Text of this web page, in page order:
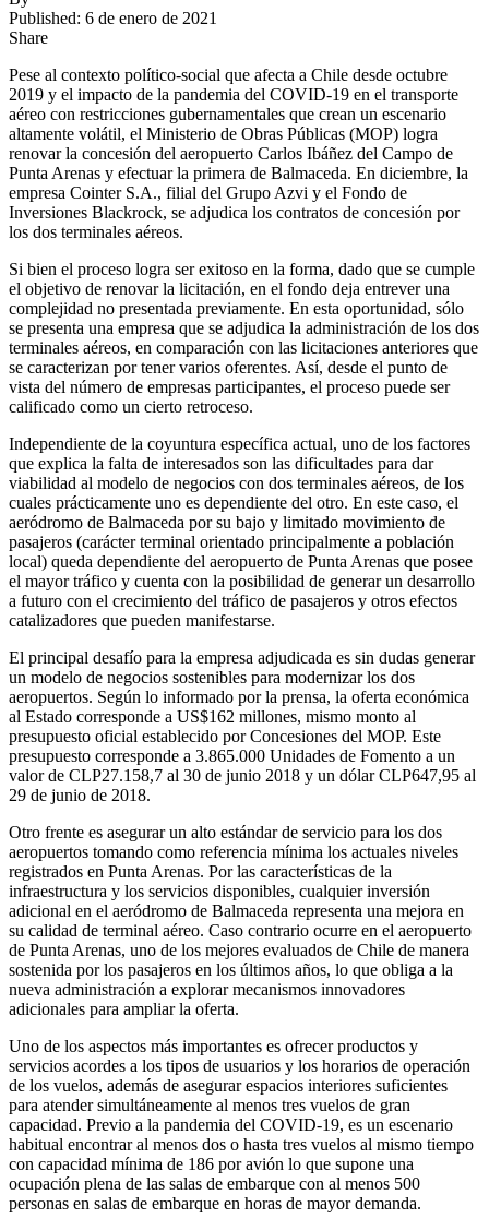
Published: 6 de enero de 2021
Share
Pese al contexto político-social que afecta a Chile desde octubre
2019 y el impacto de la pandemia del COVID-19 en el transporte
aéreo con restricciones gubernamentales que crean un escenario
altamente volátil, el Ministerio de Obras Públicas (MOP) logra
renovar la concesión del aeropuerto Carlos Ibáñez del Campo de
Punta Arenas y efectuar la primera de Balmaceda. En diciembre, la
empresa Cointer S.A., filial del Grupo Azvi y el Fondo de
Inversiones Blackrock, se adjudica los contratos de concesión por
los dos terminales aéreos.
Si bien el proceso logra ser exitoso en la forma, dado que se cumple
el objetivo de renovar la licitación, en el fondo deja entrever una
complejidad no presentada previamente. En esta oportunidad, sólo
se presenta una empresa que se adjudica la administración de los dos
terminales aéreos, en comparación con las licitaciones anteriores que
se caracterizan por tener varios oferentes. Así, desde el punto de
vista del número de empresas participantes, el proceso puede ser
calificado como un cierto retroceso.
Independiente de la coyuntura específica actual, uno de los factores
que explica la falta de interesados son las dificultades para dar
viabilidad al modelo de negocios con dos terminales aéreos, de los
cuales prácticamente uno es dependiente del otro. En este caso, el
aeródromo de Balmaceda por su bajo y limitado movimiento de
pasajeros (carácter terminal orientado principalmente a población
local) queda dependiente del aeropuerto de Punta Arenas que posee
el mayor tráfico y cuenta con la posibilidad de generar un desarrollo
a futuro con el crecimiento del tráfico de pasajeros y otros efectos
catalizadores que pueden manifestarse.
El principal desafío para la empresa adjudicada es sin dudas generar
un modelo de negocios sostenibles para modernizar los dos
aeropuertos. Según lo informado por la prensa, la oferta económica
al Estado corresponde a US$162 millones, mismo monto al
presupuesto oficial establecido por Concesiones del MOP. Este
presupuesto corresponde a 3.865.000 Unidades de Fomento a un
valor de CLP27.158,7 al 30 de junio 2018 y un dólar CLP647,95 al
29 de junio de 2018.
Otro frente es asegurar un alto estándar de servicio para los dos
aeropuertos tomando como referencia mínima los actuales niveles
registrados en Punta Arenas. Por las características de la
infraestructura y los servicios disponibles, cualquier inversión
adicional en el aeródromo de Balmaceda representa una mejora en
su calidad de terminal aéreo. Caso contrario ocurre en el aeropuerto
de Punta Arenas, uno de los mejores evaluados de Chile de manera
sostenida por los pasajeros en los últimos años, lo que obliga a la
nueva administración a explorar mecanismos innovadores
adicionales para ampliar la oferta.
Uno de los aspectos más importantes es ofrecer productos y
servicios acordes a los tipos de usuarios y los horarios de operación
de los vuelos, además de asegurar espacios interiores suficientes
para atender simultáneamente al menos tres vuelos de gran
capacidad. Previo a la pandemia del COVID-19, es un escenario
habitual encontrar al menos dos o hasta tres vuelos al mismo tiempo
con capacidad mínima de 186 por avión lo que supone una
ocupación plena de las salas de embarque con al menos 500
personas en salas de embarque en horas de mayor demanda.